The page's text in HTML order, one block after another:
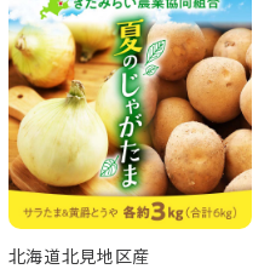
北海道北見地区産